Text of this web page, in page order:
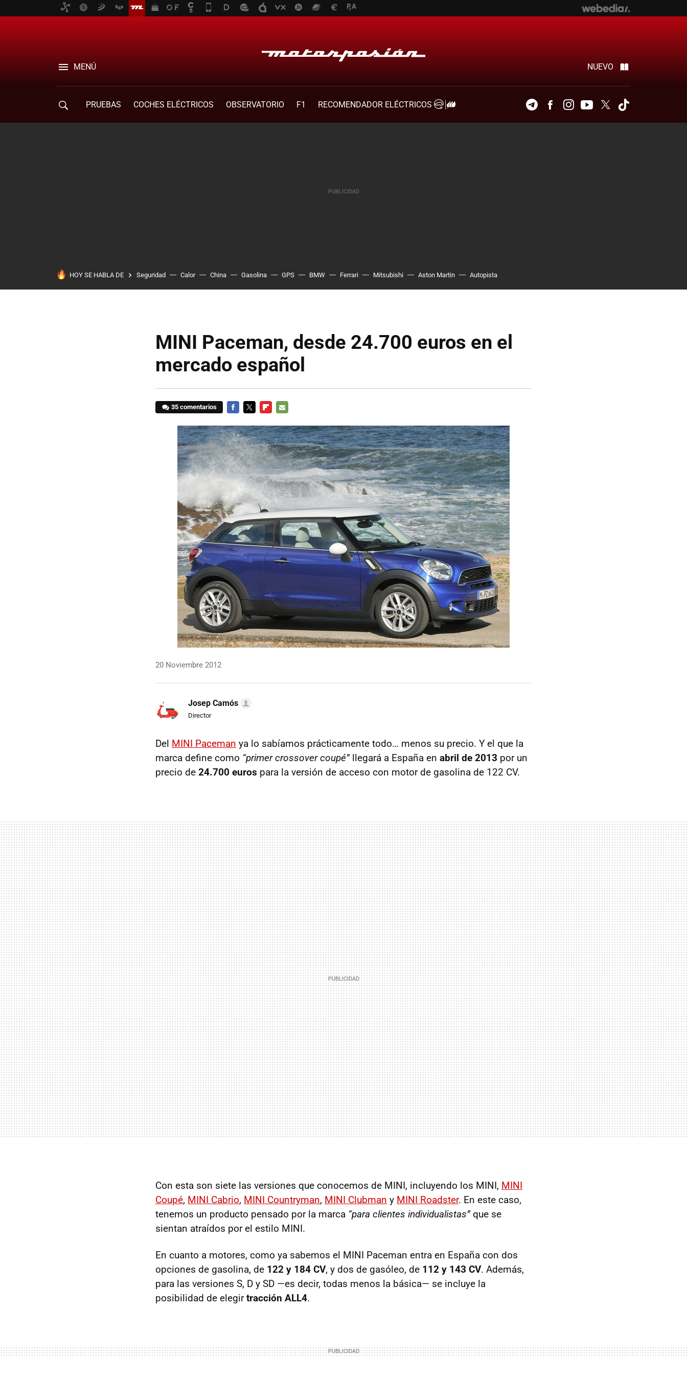
MENÚ NUEVO
PRUEBAS COCHES ELÉCTRICOS OBSERVATORIO F1
RECOMENDADOR ELÉCTRICOS
TelegramFacebookInstagramYoutubeTwitter
HOY SE HABLA DE Seguridad Calor China Gasolina GPS BMW Ferrari Mitsubishi Aston Martin Autopista
MINI Paceman, desde 24.700 euros en el
mercado español
35 comentarios
MAIL
20 Noviembre 2012
Josep Camós
Director
Del MINI Paceman ya lo sabíamos prácticamente todo… menos su precio. Y el que la
marca define como “primer crossover coupé”llegará a España en abril de 2013 por un
precio de 24.700 euros para la versión de acceso con motor de gasolina de 122 CV.
Con esta son siete las versiones que conocemos de MINI, incluyendo los MINI, MINI
Coupé, MINI Cabrio, MINI Countryman, MINI Clubman y MINI Roadster. En este caso,
tenemos un producto pensado por la marca “para clientes individualistas”que se
sientan atraídos por el estilo MINI.
En cuanto a motores, como ya sabemos el MINI Paceman entra en España con dos
opciones de gasolina, de 122 y 184 CV, y dos de gasóleo, de 112 y 143 CV. Además,
para las versiones S, D y SD —es decir, todas menos la básica— se incluye la
posibilidad de elegirtracción ALL4.